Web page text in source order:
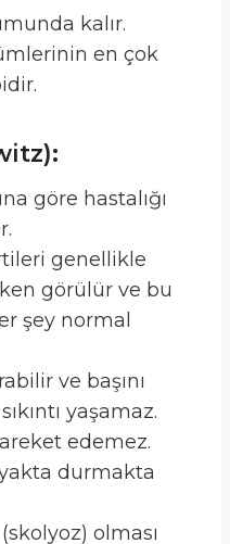
kalır.
en çok
göre hastalığı
genellikle
görülür ve bu
şey normal
ve başını
yaşamaz.
edemez.
durmakta
olması